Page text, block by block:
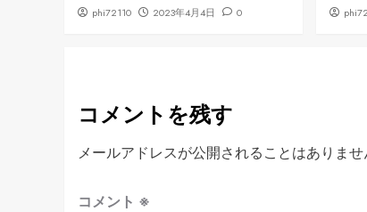
phi72110 2023年4月4日 0
コメントを残す
メールアドレスが公開されることはありませ
コメント ※